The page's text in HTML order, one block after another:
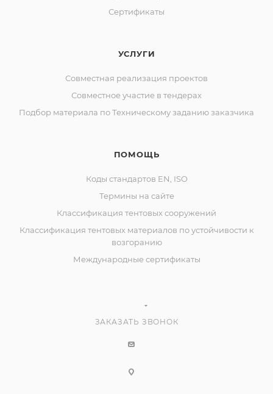
Сертификаты
УСЛУГИ
Совместная реализация проектов
Совместное участие в тендерах
Подбор материала по Техническому заданию заказчика
ПОМОЩЬ
Коды стандартов EN, ISO
Термины на сайте
Классификация тентовых сооружений
Классификация тентовых материалов по устойчивости к
возгоранию
Международные сертификаты
ЗАКАЗАТЬ ЗВОНОК